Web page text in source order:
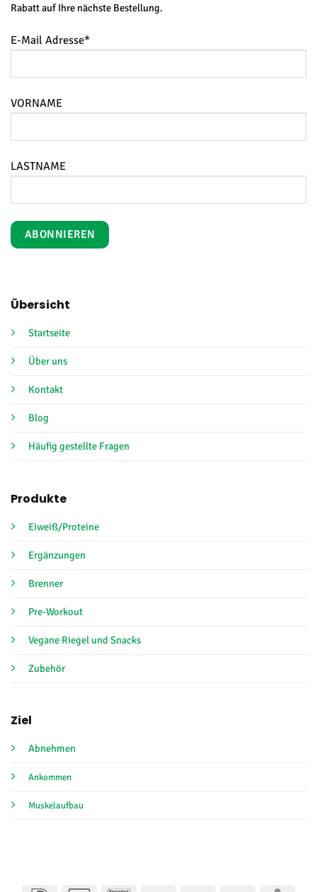
Übersicht
Startseite
Über uns
Kontakt
Blog
Häufig gestellte Fragen
Produkte
Eiweiß/Proteine
Ergänzungen
Brenner
Pre-Workout
Vegane Riegel und Snacks
Zubehör
Ziel
Abnehmen
Ankommen
Muskelaufbau
Rabatt auf Ihre nächste Bestellung.
E-Mail Adresse*
VORNAME
LASTNAME